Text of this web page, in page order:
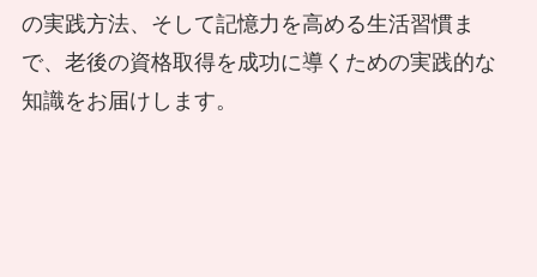
の実践方法、そして記憶力を高める生活習慣ま
で、老後の資格取得を成功に導くための実践的な
知識をお届けします。